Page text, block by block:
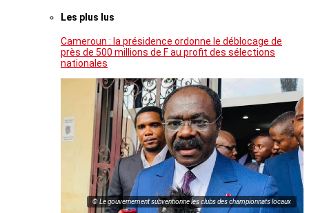
Les plus lus
Cameroun : la présidence ordonne le déblocage de
près de 500 millions de F au profit des sélections
nationales
© Le gouvernement subventionne les clubs des championnats locaux